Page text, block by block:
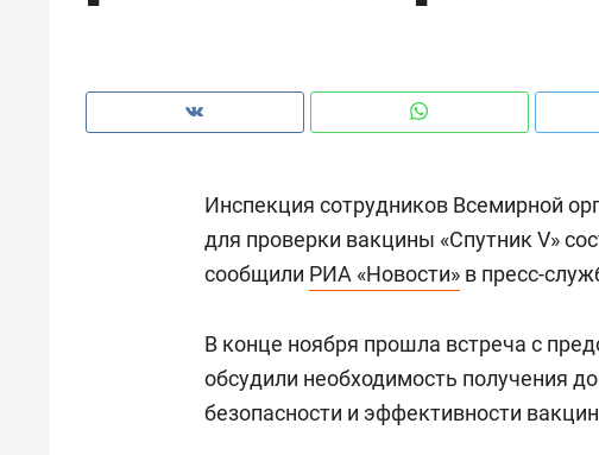
Инспекция сотрудников Всемирной
для проверки вакцины «Спутник V»
сообщили РИА «Новости» в пресс-
В конце ноября прошла встреча с
обсудили необходимость получения
безопасности и эффективности